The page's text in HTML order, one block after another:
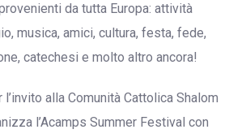
da tutta Europa: attività
musica, amici, cultura, festa, fede,
catechesi e molto altro ancora!
alla Comunità Cattolica Shalom
l’Acamps Summer Festival con